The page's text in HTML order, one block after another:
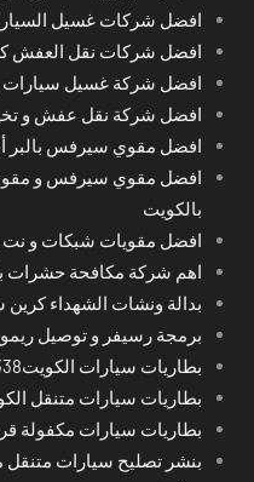
افضل شركات غسيل
افضل شركات نقل العفش
افضل شركة غسيل سيارات
افضل شركة نقل عفش و
افضل مقوي سيرفس بالبر
افضل مقوي سيرفس و
بالكويت
افضل مقويات شبكات و
اهم شركة مكافحة حشرات
بدالة ونشات الشهداء
برمجة رسيفر و توصيل ريموت 24 ساعة في محافظات
بطاريات سيارات الكويت52227338
بطاريات سيارات متنقل
بطاريات سيارات مكفولة